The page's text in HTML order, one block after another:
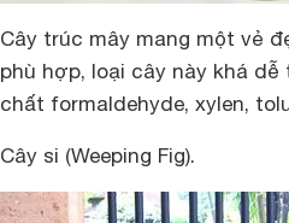
Cây trúc mây mang một vẻ
phù hợp, loại cây này khá
chất formaldehyde, xylen,
Cây si (Weeping Fig).